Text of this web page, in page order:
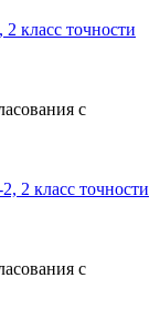
класс точности
с
2 класс точности
с